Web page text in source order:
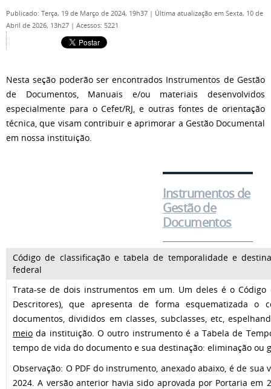
Publicado: Terça, 19 de Março de 2024, 19h37 | Última atualização em Sexta, 10 de
Abril de 2026, 13h27 | Acessos: 5221
Nesta seção poderão ser encontrados Instrumentos de Gestão
de Documentos, Manuais e/ou materiais desenvolvidos
especialmente para o Cefet/RJ, e outras fontes de orientação
técnica, que visam contribuir e aprimorar a Gestão Documental
em nossa instituição.
Instrumentos de
Gestão de
Documentos
Código de classificação e tabela de temporalidade e
federal
Trata-se de dois instrumentos em um. Um deles é o Código
Descritores), que apresenta de forma esquematizada o
documentos, divididos em classes, subclasses, etc,
meio da instituição. O outro instrumento é a Tabela de
tempo de vida do documento e sua destinação: eliminação ou
Observação: O PDF do instrumento, anexado abaixo, é de sua
2024. A versão anterior havia sido aprovada por Portaria em